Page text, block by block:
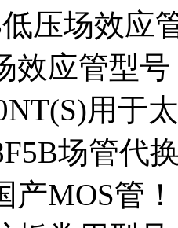
压场效应
效应管型
用于
场管代
产MOS管！